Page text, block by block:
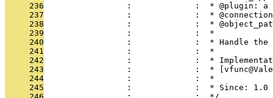
     236
:             :  * @plugin: a
     237
:             :  *
     238
:             :  *
     239
                 :             :  *
     240
:             :  * Handle
     241
                 :             :  *
     242
:             :  *
     243
:             :  *
     244
                 :             :  *
     245
                 :             :  * Since: 1.0